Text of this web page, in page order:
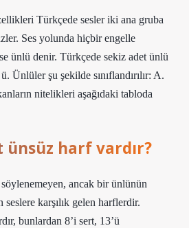
Türkçede sesler iki ana gruba
Ses yolunda hiçbir engelle
ünlü denir. Türkçede sekiz adet ünlü
Ünlüler şu şekilde sınıflandırılır: A.
nitelikleri aşağıdaki tabloda
ünsüz harf vardır?
ancak bir ünlünün
seslere karşılık gelen harflerdir.
bunlardan 8’i sert, 13’ü